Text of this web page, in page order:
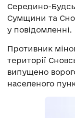
Середино-
Сумщини та
у повідомленні.
Противник
території
випущено
населеного